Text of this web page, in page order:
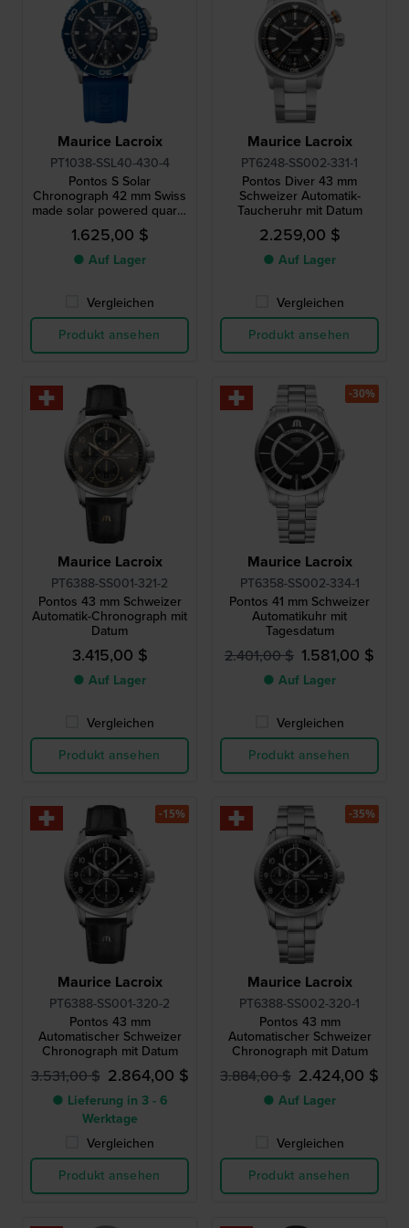
Maurice Lacroix
PT1038-SSL40-430-4
Pontos S Solar
Chronograph 42 mm Swiss
made solar powered quartz
chronograph
1.625,00 $
● Auf Lager
Vergleichen
Produkt ansehen
Maurice Lacroix
PT6248-SS002-331-1
Pontos Diver 43 mm
Schweizer Automatik-
Taucheruhr mit Datum
2.259,00 $
● Auf Lager
Vergleichen
Produkt ansehen
Maurice Lacroix
PT6388-SS001-321-2
Pontos 43 mm Schweizer
Automatik-Chronograph mit
Datum
3.415,00 $
● Auf Lager
Vergleichen
Produkt ansehen
Maurice Lacroix
PT6358-SS002-334-1
Pontos 41 mm Schweizer
Automatikuhr mit
Tagesdatum
2.401,00 $ 1.581,00 $
● Auf Lager
Vergleichen
Produkt ansehen
-30%
Maurice Lacroix
PT6388-SS001-320-2
Pontos 43 mm
Automatischer Schweizer
Chronograph mit Datum
3.531,00 $ 2.864,00 $
● Lieferung in 3 - 6
Werktage
Vergleichen
Produkt ansehen
-15%
Maurice Lacroix
PT6388-SS002-320-1
Pontos 43 mm
Automatischer Schweizer
Chronograph mit Datum
3.884,00 $ 2.424,00 $
● Auf Lager
Vergleichen
Produkt ansehen
-35%